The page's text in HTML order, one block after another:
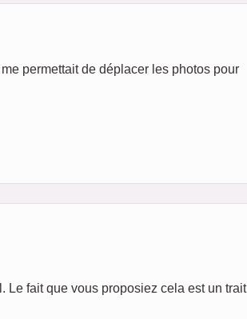
permettait de déplacer les photos pour
fait que vous proposiez cela est un trait